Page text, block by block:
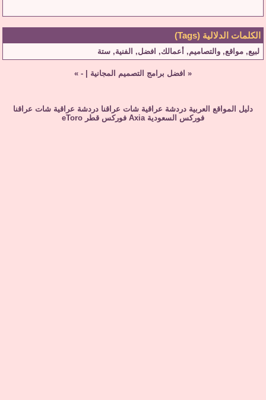
الكلمات الدلالية (Tags)
لبيع, مواقع, والتصاميم, أعمالك, افضل, الفنية, ستة
« افضل برامج التصميم المجانية -
»
دليل المواقع العربية دردشة عراقية شات عراقنا دردشة عراقية شات عراقنا
فوركس السعودية Axia فوركس قطر eToro